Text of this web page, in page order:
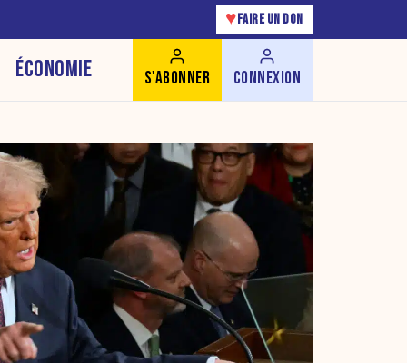
♥ FAIRE UN DON
ÉCONOMIE S'ABONNER CONNEXION